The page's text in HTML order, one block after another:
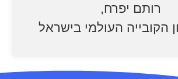
רותם יפרח,
הקובייה העולמי בישראל